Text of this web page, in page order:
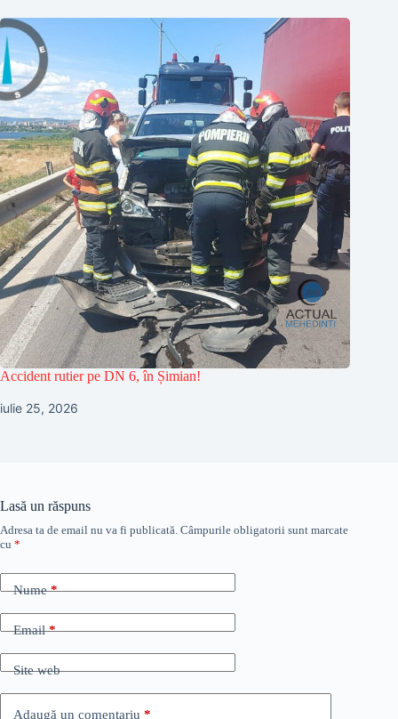
Accident rutier pe DN 6, în Șimian!
iulie 25, 2026
Lasă un răspuns
Adresa ta de email nu va fi publicată. Câmpurile obligatorii sunt marcate
cu *
Nume*
Email*
Site web
Adaugă un comentariu *